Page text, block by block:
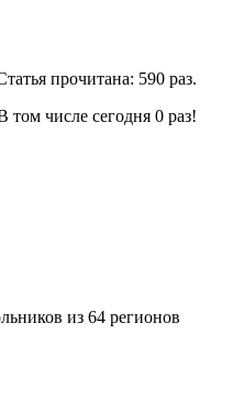
прочитана: 590 раз.
том числе сегодня 0 раз!
из 64 регионов